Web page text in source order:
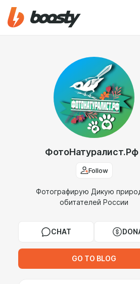
ФотоНатуралист.Рф
Follow
Фотографирую Дикую
обитателей России
CHAT
GO TO BLOG